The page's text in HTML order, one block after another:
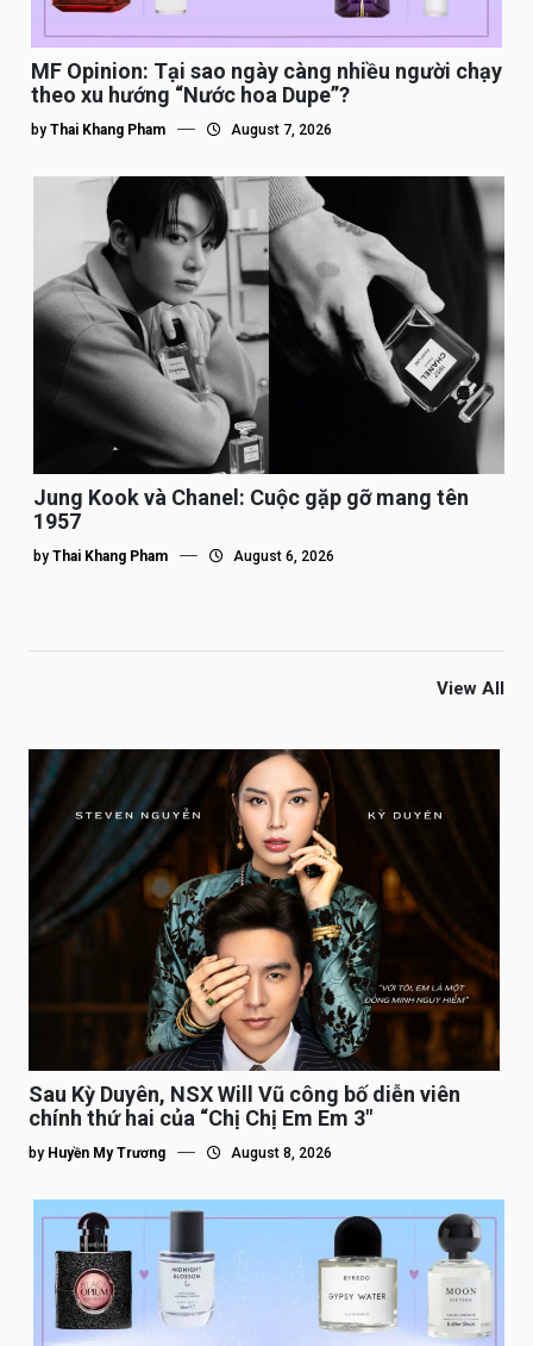
MF Opinion: Tại sao ngày càng nhiều người chạy
theo xu hướng “Nước hoa Dupe”?
by Thai Khang Pham August 7, 2026
Jung Kook và Chanel: Cuộc gặp gỡ mang tên
1957
by Thai Khang Pham August 6, 2026
View All
Sau Kỳ Duyên, NSX Will Vũ công bố diễn viên
chính thứ hai của “Chị Chị Em Em 3″
by Huyền My Trương August 8, 2026